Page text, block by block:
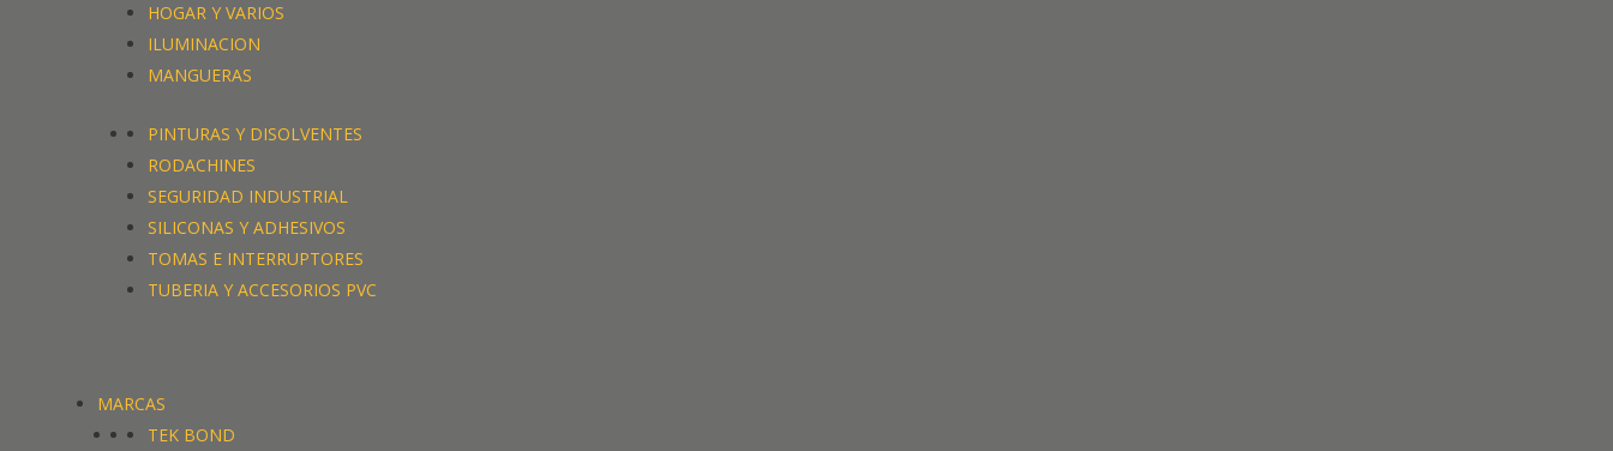
HOGAR Y VARIOS
ILUMINACION
MANGUERAS
PINTURAS Y DISOLVENTES
RODACHINES
SEGURIDAD INDUSTRIAL
SILICONAS Y ADHESIVOS
TOMAS E INTERRUPTORES
TUBERIA Y ACCESORIOS PVC
MARCAS
TEK BOND